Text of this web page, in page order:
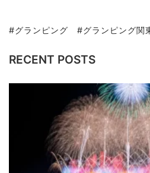
#グランピング #グランピング関
RECENT POSTS